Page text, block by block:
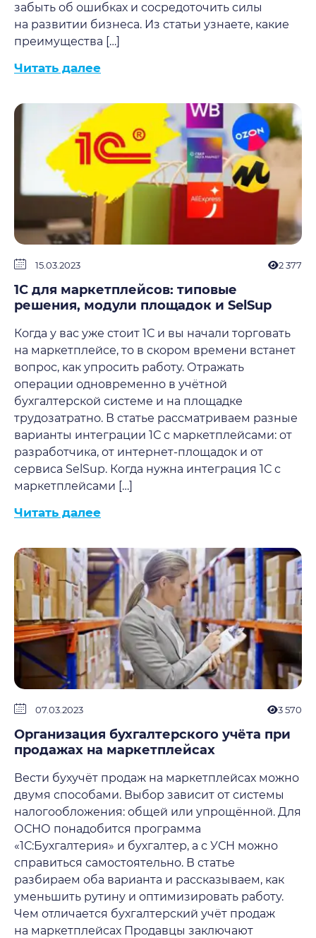
забыть об ошибках и сосредоточить силы
на развитии бизнеса. Из статьи узнаете, какие
преимущества […]
Читать далее
15.03.2023 2 377
1С для маркетплейсов: типовые
решения, модули площадок и SelSup
Когда у вас уже стоит 1С и вы начали торговать
на маркетплейсе, то в скором времени встанет
вопрос, как упросить работу. Отражать
операции одновременно в учётной
бухгалтерской системе и на площадке
трудозатратно. В статье рассматриваем разные
варианты интеграции 1С с маркетплейсами: от
разработчика, от интернет-площадок и от
сервиса SelSup. Когда нужна интеграция 1С с
маркетплейсами […]
Читать далее
07.03.2023 3 570
Организация бухгалтерского учёта при
продажах на маркетплейсах
Вести бухучёт продаж на маркетплейсах можно
двумя способами. Выбор зависит от системы
налогообложения: общей или упрощённой. Для
ОСНО понадобится программа
«1С:Бухгалтерия» и бухгалтер, а с УСН можно
справиться самостоятельно. В статье
разбираем оба варианта и рассказываем, как
уменьшить рутину и оптимизировать работу.
Чем отличается бухгалтерский учёт продаж
на маркетплейсах Продавцы заключают